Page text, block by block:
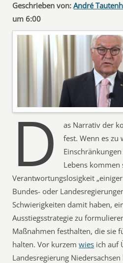
Geschrieben von: André
um 6:00
D
as Narrativ der
fest. Wenn es zu
Lebens kommen
Verantwortungslosigkeit
Bundes- oder
Schwierigkeiten damit haben,
Ausstiegsstrategie zu
Maßnahmen festhalten, die sie
halten. Vor kurzemwies ich auf
Landesregierung